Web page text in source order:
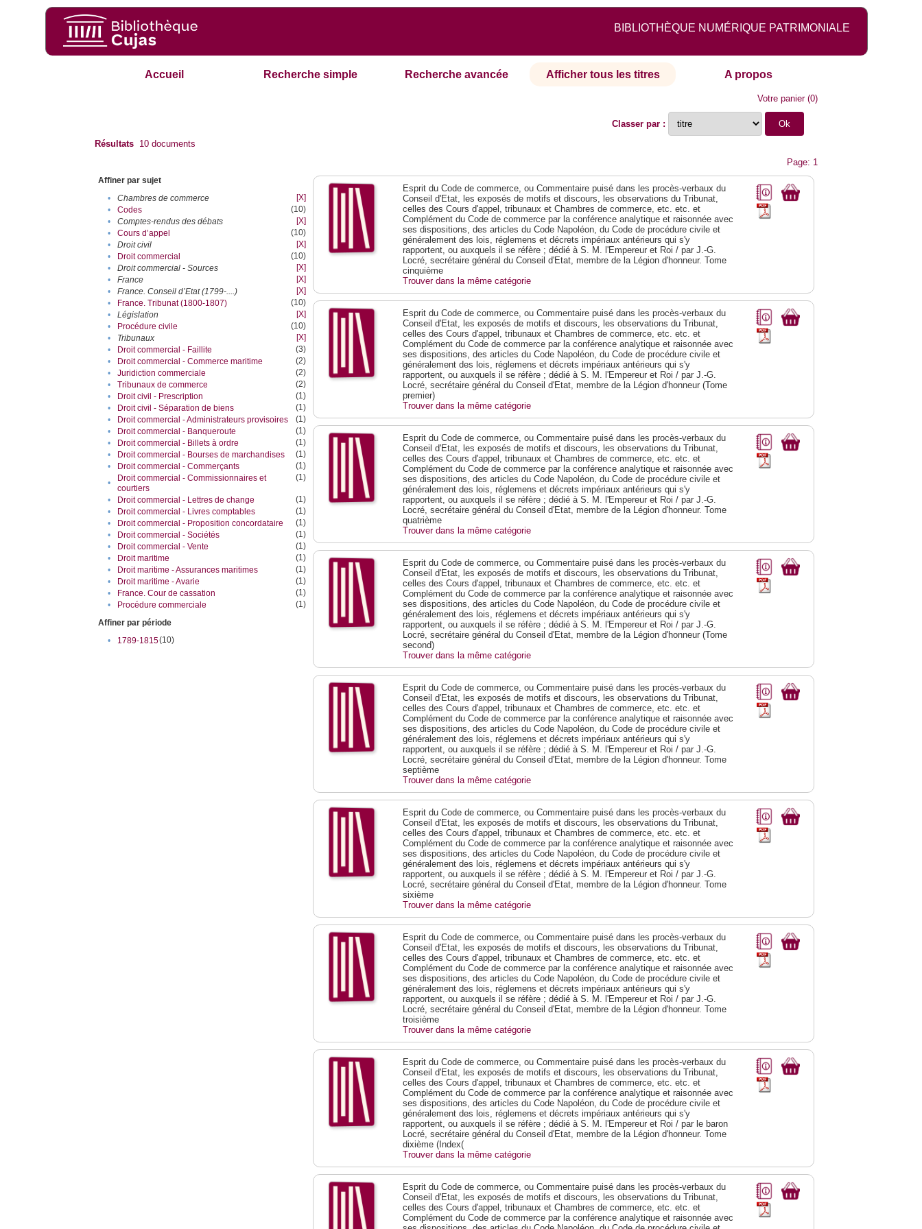
BIBLIOTHÈQUE NUMÉRIQUE PATRIMONIALE
Accueil Recherche simple Recherche avancée Afficher tous les titres A propos
Votre panier(0)
Classer par :
Résultats 10 documents
Page: 1
Affiner par sujet
•
Chambres de commerce
[X]
•
Codes
(10)
•
Comptes-rendus des débats
[X]
•
Cours d’appel
(10)
•
Droit civil
[X]
•
Droit commercial
(10)
•
Droit commercial - Sources
[X]
•
France
[X]
•
France. Conseil d’Etat (1799-....)
[X]
•
France. Tribunat (1800-1807)
(10)
•
Législation
[X]
•
Procédure civile
(10)
•
Tribunaux
[X]
•
Droit commercial - Faillite
(3)
•
Droit commercial - Commerce maritime
(2)
•
Juridiction commerciale
(2)
•
Tribunaux de commerce
(2)
•
Droit civil - Prescription
(1)
•
Droit civil - Séparation de biens
(1)
•
Droit commercial - Administrateurs provisoires
(1)
•
Droit commercial - Banqueroute
(1)
•
Droit commercial - Billets à ordre
(1)
•
Droit commercial - Bourses de marchandises
(1)
•
Droit commercial - Commerçants
(1)
•
Droit commercial - Commissionnaires et
courtiers
(1)
• Droit commercial - Lettres de change
(1)
•
Droit commercial - Livres comptables
(1)
•
Droit commercial - Proposition concordataire
(1)
•
Droit commercial - Sociétés
(1)
•
Droit commercial - Vente
(1)
•
Droit maritime
(1)
•
Droit maritime - Assurances maritimes
(1)
•
Droit maritime - Avarie
(1)
•
France. Cour de cassation
(1)
•
Procédure commerciale
(1)
Affiner par période
•
1789-1815(10)
Esprit du Code de commerce, ou Commentaire puisé dans les procès-verbaux du
Conseil d'Etat, les exposés de motifs et discours, les observations du Tribunat,
celles des Cours d'appel, tribunaux et Chambres de commerce, etc. etc. et
Complément du Code de commerce par la conférence analytique et raisonnée avec
ses dispositions, des articles du Code Napoléon, du Code de procédure civile et
généralement des lois, réglemens et décrets impériaux antérieurs qui s'y
rapportent, ou auxquels il se réfère ; dédié à S. M. l'Empereur et Roi / par J.-G.
Locré, secrétaire général du Conseil d'Etat, membre de la Légion d'honneur. Tome
cinquième
Trouver dans la même catégorie
Esprit du Code de commerce, ou Commentaire puisé dans les procès-verbaux du
Conseil d'Etat, les exposés de motifs et discours, les observations du Tribunat,
celles des Cours d'appel, tribunaux et Chambres de commerce, etc. etc. et
Complément du Code de commerce par la conférence analytique et raisonnée avec
ses dispositions, des articles du Code Napoléon, du Code de procédure civile et
généralement des lois, réglemens et décrets impériaux antérieurs qui s'y
rapportent, ou auxquels il se réfère ; dédié à S. M. l'Empereur et Roi / par J.-G.
Locré, secrétaire général du Conseil d'Etat, membre de la Légion d'honneur (Tome
premier)
Trouver dans la même catégorie
Esprit du Code de commerce, ou Commentaire puisé dans les procès-verbaux du
Conseil d'Etat, les exposés de motifs et discours, les observations du Tribunat,
celles des Cours d'appel, tribunaux et Chambres de commerce, etc. etc. et
Complément du Code de commerce par la conférence analytique et raisonnée avec
ses dispositions, des articles du Code Napoléon, du Code de procédure civile et
généralement des lois, réglemens et décrets impériaux antérieurs qui s'y
rapportent, ou auxquels il se réfère ; dédié à S. M. l'Empereur et Roi / par J.-G.
Locré, secrétaire général du Conseil d'Etat, membre de la Légion d'honneur. Tome
quatrième
Trouver dans la même catégorie
Esprit du Code de commerce, ou Commentaire puisé dans les procès-verbaux du
Conseil d'Etat, les exposés de motifs et discours, les observations du Tribunat,
celles des Cours d'appel, tribunaux et Chambres de commerce, etc. etc. et
Complément du Code de commerce par la conférence analytique et raisonnée avec
ses dispositions, des articles du Code Napoléon, du Code de procédure civile et
généralement des lois, réglemens et décrets impériaux antérieurs qui s'y
rapportent, ou auxquels il se réfère ; dédié à S. M. l'Empereur et Roi / par J.-G.
Locré, secrétaire général du Conseil d'Etat, membre de la Légion d'honneur (Tome
second)
Trouver dans la même catégorie
Esprit du Code de commerce, ou Commentaire puisé dans les procès-verbaux du
Conseil d'Etat, les exposés de motifs et discours, les observations du Tribunat,
celles des Cours d'appel, tribunaux et Chambres de commerce, etc. etc. et
Complément du Code de commerce par la conférence analytique et raisonnée avec
ses dispositions, des articles du Code Napoléon, du Code de procédure civile et
généralement des lois, réglemens et décrets impériaux antérieurs qui s'y
rapportent, ou auxquels il se réfère ; dédié à S. M. l'Empereur et Roi / par J.-G.
Locré, secrétaire général du Conseil d'Etat, membre de la Légion d'honneur. Tome
septième
Trouver dans la même catégorie
Esprit du Code de commerce, ou Commentaire puisé dans les procès-verbaux du
Conseil d'Etat, les exposés de motifs et discours, les observations du Tribunat,
celles des Cours d'appel, tribunaux et Chambres de commerce, etc. etc. et
Complément du Code de commerce par la conférence analytique et raisonnée avec
ses dispositions, des articles du Code Napoléon, du Code de procédure civile et
généralement des lois, réglemens et décrets impériaux antérieurs qui s'y
rapportent, ou auxquels il se réfère ; dédié à S. M. l'Empereur et Roi / par J.-G.
Locré, secrétaire général du Conseil d'Etat, membre de la Légion d'honneur. Tome
sixième
Trouver dans la même catégorie
Esprit du Code de commerce, ou Commentaire puisé dans les procès-verbaux du
Conseil d'Etat, les exposés de motifs et discours, les observations du Tribunat,
celles des Cours d'appel, tribunaux et Chambres de commerce, etc. etc. et
Complément du Code de commerce par la conférence analytique et raisonnée avec
ses dispositions, des articles du Code Napoléon, du Code de procédure civile et
généralement des lois, réglemens et décrets impériaux antérieurs qui s'y
rapportent, ou auxquels il se réfère ; dédié à S. M. l'Empereur et Roi / par J.-G.
Locré, secrétaire général du Conseil d'Etat, membre de la Légion d'honneur. Tome
troisième
Trouver dans la même catégorie
Esprit du Code de commerce, ou Commentaire puisé dans les procès-verbaux du
Conseil d'Etat, les exposés de motifs et discours, les observations du Tribunat,
celles des Cours d'appel, tribunaux et Chambres de commerce, etc. etc. et
Complément du Code de commerce par la conférence analytique et raisonnée avec
ses dispositions, des articles du Code Napoléon, du Code de procédure civile et
généralement des lois, réglemens et décrets impériaux antérieurs qui s'y
rapportent, ou auxquels il se réfère ; dédié à S. M. l'Empereur et Roi / par le baron
Locré, secrétaire général du Conseil d'Etat, membre de la Légion d'honneur. Tome
dixième (Index(
Trouver dans la même catégorie
Esprit du Code de commerce, ou Commentaire puisé dans les procès-verbaux du
Conseil d'Etat, les exposés de motifs et discours, les observations du Tribunat,
celles des Cours d'appel, tribunaux et Chambres de commerce, etc. etc. et
Complément du Code de commerce par la conférence analytique et raisonnée avec